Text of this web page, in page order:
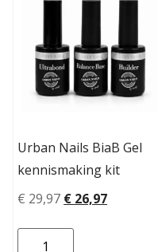
Urban Nails BiaB Gel
kennismaking kit
€ 29,97 € 26,97